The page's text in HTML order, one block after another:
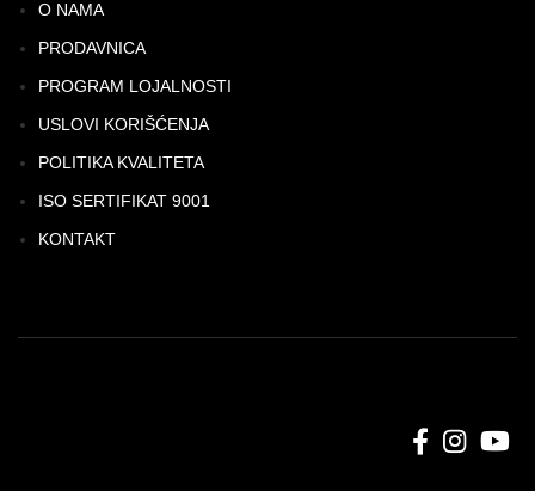
O NAMA
PRODAVNICA
PROGRAM LOJALNOSTI
USLOVI KORIŠĆENJA
POLITIKA KVALITETA
ISO SERTIFIKAT 9001
KONTAKT